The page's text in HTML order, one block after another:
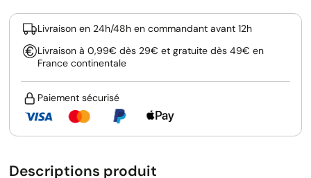
Livraison en 24h/48h en commandant avant 12h
Livraison à 0,99€ dès 29€ et gratuite dès 49€ en
France continentale
Paiement sécurisé
Descriptions produit